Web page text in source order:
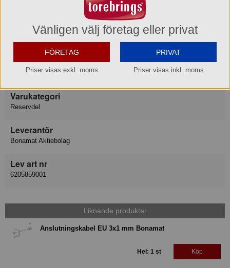
Köp »
Produktinformation
Varumärke
Bonamat Bravilor
Varukategori
Reservdel
Leverantör
Bonamat Aktiebolag
Lev art nr
6205859001
Liknande produkter
Anslutningskabel EU 3x1 mm Bonamat
Hel: 1 st Köp
Vänligen välj företag eller privat
FÖRETAG
Priser visas exkl. moms
PRIVAT
Priser visas inkl. moms